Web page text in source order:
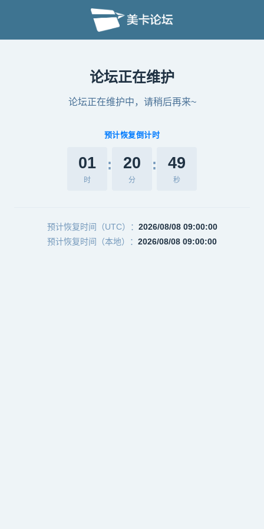
论坛正在维护
论坛正在维护中，请稍后再来~
预计恢复倒计时
01
时
: 20
分
: 49
秒
预计恢复时间（UTC）： 2026/08/08 09:00:00
预计恢复时间（本地）： 2026/08/08 09:00:00